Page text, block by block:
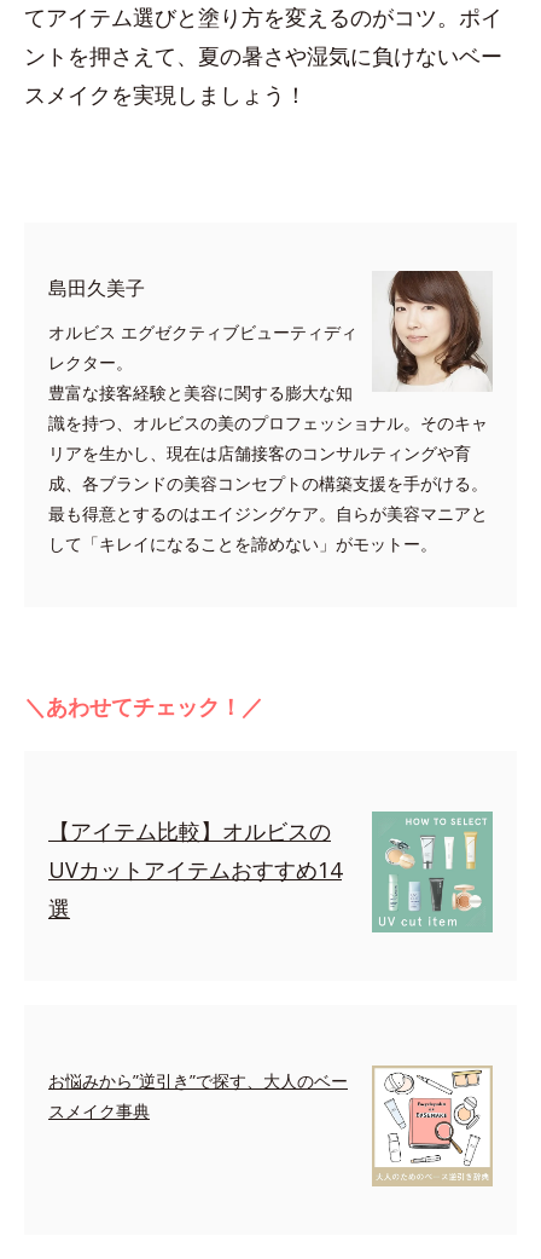
てアイテム選びと塗り方を変えるのがコツ。ポイ
ントを押さえて、夏の暑さや湿気に負けないベー
スメイクを実現しましょう！
島田久美子
オルビス エグゼクティブビューティディ
レクター。
豊富な接客経験と美容に関する膨大な知
識を持つ、オルビスの美のプロフェッショナル。そのキャ
リアを生かし、現在は店舗接客のコンサルティングや育
成、各ブランドの美容コンセプトの構築支援を手がける。
最も得意とするのはエイジングケア。自らが美容マニアと
して「キレイになることを諦めない」がモットー。
＼あわせてチェック！／
【アイテム比較】オルビスの
UVカットアイテムおすすめ14
選
お悩みから”逆引き”で探す、大人のベー
スメイク事典